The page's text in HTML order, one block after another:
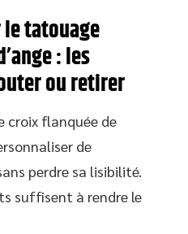
tatouage
: les
ou retirer
croix flanquée de
de
perdre sa lisibilité.
suffisent à rendre le